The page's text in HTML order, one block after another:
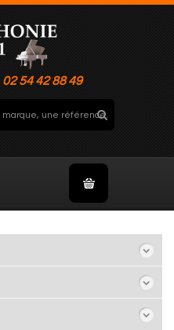
02 54 42 88 49